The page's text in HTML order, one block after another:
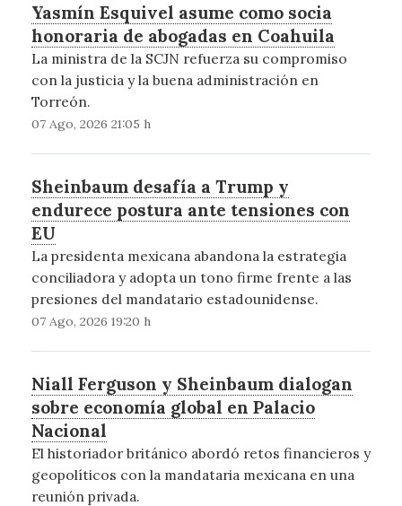
Yasmín Esquivel asume como socia
honoraria de abogadas en Coahuila
La ministra de la SCJN refuerza su compromiso
con la justicia y la buena administración en
Torreón.
07 Ago, 2026 21:05 h
Sheinbaum desafía a Trump y
endurece postura ante tensiones con
EU
La presidenta mexicana abandona la estrategia
conciliadora y adopta un tono firme frente a las
presiones del mandatario estadounidense.
07 Ago, 2026 19:20 h
Niall Ferguson y Sheinbaum dialogan
sobre economía global en Palacio
Nacional
El historiador británico abordó retos financieros y
geopolíticos con la mandataria mexicana en una
reunión privada.